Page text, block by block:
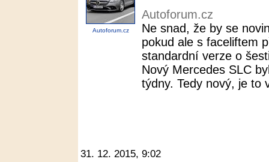
Autoforum.cz
Autoforum.cz
Ne snad, že by se
pokud ale s faceliftem
standardní verze o
Nový Mercedes SLC
týdny. Tedy nový, je to
31. 12. 2015, 9:02